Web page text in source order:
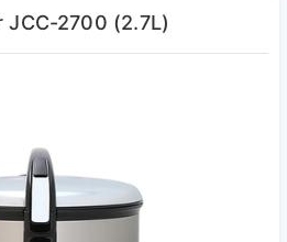
JCC-2700 (2.7L)